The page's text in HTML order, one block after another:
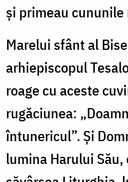
şi primeau
Marelui sfânt al
arhiepiscopul
roage cu aceste
rugăciunea:
întunericul”. Şi
lumina Harului